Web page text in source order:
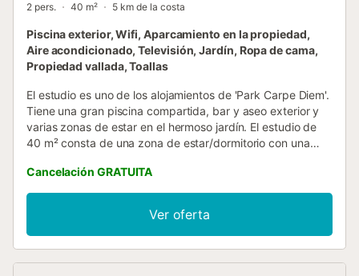
2 pers. 40 m² 5 km de la costa
Piscina exterior, Wifi, Aparcamiento en la propiedad,
Aire acondicionado, Televisión, Jardín, Ropa de cama,
Propiedad vallada, Toallas
El estudio es uno de los alojamientos de 'Park Carpe Diem'.
Tiene una gran piscina compartida, bar y aseo exterior y
varias zonas de estar en el hermoso jardín. El estudio de
40 m² consta de una zona de estar/dormitorio con una
cuarto de baño y es adecuado para 2 personas. Los
servicios adicionales incluyen Wi-Fi de alta velocidad
(workation), televisión internacional con servicios de
streaming, aire acondicionado, ventilador, lavadora y
secadora. También hay disponible una cuna y una trona.
Cancelación GRATUITA
Ver oferta